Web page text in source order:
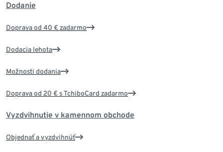
Dodanie
Doprava od 40 € zadarmo
Dodacia lehota
Možnosti dodania
Doprava od 20 € s TchiboCard zadarmo
Vyzdvihnutie v kamennom obchode
Objednať a vyzdvihnúť